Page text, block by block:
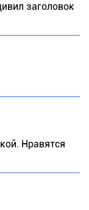
заголовок
Нравятся